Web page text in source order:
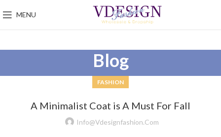
MENU
Blog
FASHION
A Minimalist Coat is A Must For Fall
Info@vdesignfashion.com